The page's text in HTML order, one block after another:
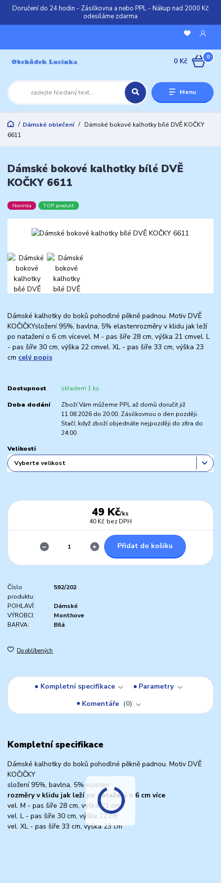
Doručení do 24 hodin - Zásilkovna a nebo PPL - Nákup nad 2000 Kč
odesíláme zdarma
Menu
0
0 Kč
Dámské oblečení
Dámské bokové kalhotky bílé DVĚ KOČKY
6611
Dámské bokové kalhotky bílé DVĚ
KOČKY 6611
Novinka TOP produkt
Dámské kalhotky do boků pohodlné pěkně padnou. Motiv DVĚ
KOČIČKYsložení 95%, bavlna, 5% elastenrozměry v klidu jak leží
po natažení o 6 cm vícevel. M - pas šíře 28 cm, výška 21 cmvel. L
- pas šíře 30 cm, výška 22 cmvel. XL - pas šíře 33 cm, výška 23
cm celý popis
Dostupnost skladem 1 ks
Doba dodání
Zboží Vám můžeme PPL až domů doručit již
11.08.2026 do 20:00. Zásilkovnou o den později.
Stačí, když zboží objednáte nejpozději do zítra do
24:00
Velikosti
49 Kč/ks
40 Kč bez DPH
Přidat do košíku
Číslo
produktu:
592/202
POHLAVÍ:
Dámské
VÝROBCI:
Monthove
BARVA:
Bílá
Do oblíbených
Kompletní specifikace
Parametry
Komentáře
0
Kompletní specifikace
Dámské kalhotky do boků pohodlné pěkně padnou. Motiv DVĚ
KOČIČKY
složení 95%, bavlna, 5% elasten
rozměry v klidu jak leží po natažení o 6 cm více
vel. M - pas šíře 28 cm, výška 21 cm
vel. L - pas šíře 30 cm, výška 22 cm
vel. XL - pas šíře 33 cm, výška 23 cm